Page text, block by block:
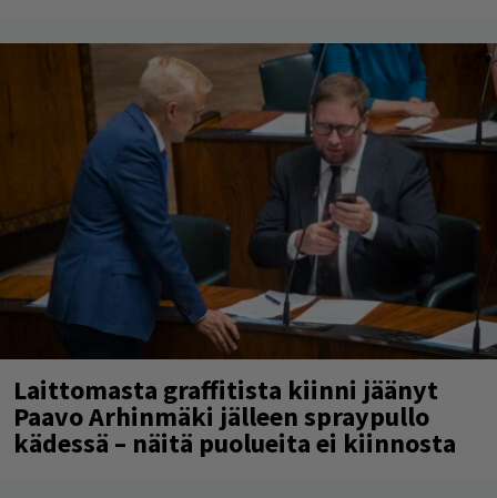
Laittomasta graffitista kiinni jäänyt
Paavo Arhinmäki jälleen spraypullo
kädessä – näitä puolueita ei kiinnosta